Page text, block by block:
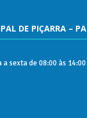
DE PIÇARRA – PA
sexta de 08:00 às 14:00